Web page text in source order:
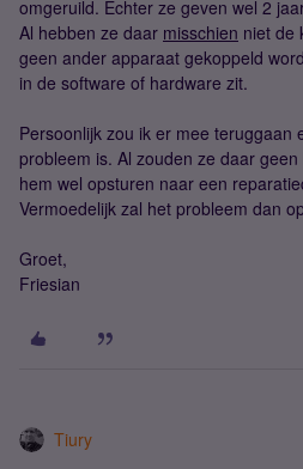
omgeruild. Echter ze geven wel 2
Al hebben ze daar misschien niet de
geen ander apparaat gekoppeld
in de software of hardware zit.
Persoonlijk zou ik er mee teruggaan
probleem is. Al zouden ze daar
hem wel opsturen naar een
Vermoedelijk zal het probleem dan
Groet,
Friesian
Tiury